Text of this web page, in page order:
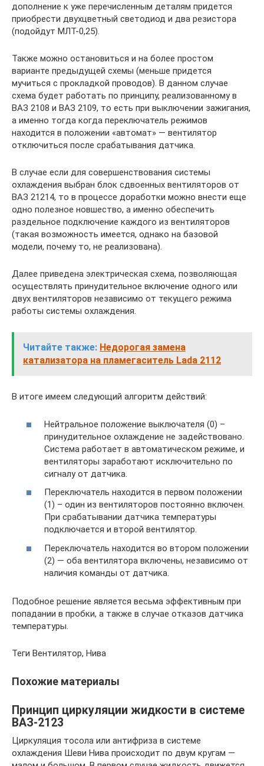
дополнение к уже перечисленным деталям придется
приобрести двухцветный светодиод и два резистора
(подойдут МЛТ-0,25).
Также можно остановиться и на более простом
варианте предыдущей схемы (меньше придется
мучиться с прокладкой проводов). В данном случае
схема будет работать по принципу, реализованному в
ВАЗ 2108 и ВАЗ 2109, то есть при выключении зажигания,
а именно тогда когда переключатель режимов
находится в положении «автомат» — вентилятор
отключиться после срабатывания датчика.
В случае если для совершенствования системы
охлаждения выбран блок сдвоенных вентиляторов от
ВАЗ 21214, то в процессе доработки можно внести еще
одно полезное новшество, а именно обеспечить
раздельное подключение каждого из вентиляторов
(такая возможность имеется, однако на базовой
модели, почему то, не реализована).
Далее приведена электрическая схема, позволяющая
осуществлять принудительное включение одного или
двух вентиляторов независимо от текущего режима
работы системы охлаждения.
Читайте также: Недорогая замена
катализатора на пламегаситель Lada 2112
В итоге имеем следующий алгоритм действий:
Нейтральное положение выключателя (0) –
принудительное охлаждение не задействовано.
Система работает в автоматическом режиме, и
вентиляторы заработают исключительно по
сигналу от датчика.
Переключатель находится в первом положении
(1) – один из вентиляторов постоянно включен.
При срабатывании датчика температуры
подключается и второй вентилятор.
Переключатель находится во втором положении
(2) — оба вентилятора включены, независимо от
наличия команды от датчика.
Подобное решение является весьма эффективным при
попадании в пробки, а также в случае отказов датчика
температуры.
Теги Вентилятор, Нива
Похожие материалы
Принцип циркуляции жидкости в системе
ВАЗ-2123
Циркуляция тосола или антифриза в системе
охлаждения Шеви Нива происходит по двум кругам —